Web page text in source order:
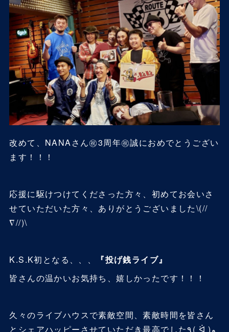
改めて、NANAさん㊗️3周年㊗️誠におめでとうござい
ます！！！
応援に駆けつけてくださった方々、初めてお会いさ
せていただいた方々、ありがとうございました\(//
∇//)\
K.S.K初となる、、、 『投げ銭ライブ』
皆さんの温かいお気持ち、嬉しかったです！！！
久々のライブハウスで素敵空間、素敵時間を皆さん
とシェアハッピーさせていただき最高でした٩( ᐛ )و